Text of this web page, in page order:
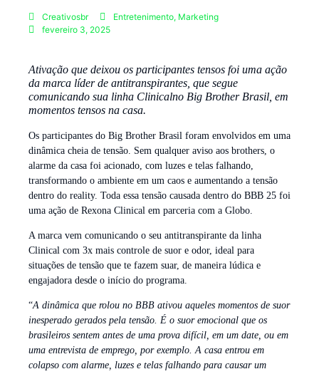
Creativosbr Entretenimento, Marketing
fevereiro 3, 2025
Ativação que deixou os participantes tensos foi uma ação
da marca líder de antitranspirantes, que segue
comunicando sua linha Clinicalno Big Brother Brasil, em
momentos tensos na casa.
Os participantes do Big Brother Brasil foram envolvidos em uma
dinâmica cheia de tensão. Sem qualquer aviso aos brothers, o
alarme da casa foi acionado, com luzes e telas falhando,
transformando o ambiente em um caos e aumentando a tensão
dentro do reality. Toda essa tensão causada dentro do BBB 25 foi
uma ação de Rexona Clinical em parceria com a Globo.
A marca vem comunicando o seu antitranspirante da linha
Clinical com 3x mais controle de suor e odor, ideal para
situações de tensão que te fazem suar, de maneira lúdica e
engajadora desde o início do programa.
“A dinâmica que rolou no BBB ativou aqueles momentos de suor
inesperado gerados pela tensão. É o suor emocional que os
brasileiros sentem antes de uma prova difícil, em um date, ou em
uma entrevista de emprego, por exemplo. A casa entrou em
colapso com alarme, luzes e telas falhando para causar um